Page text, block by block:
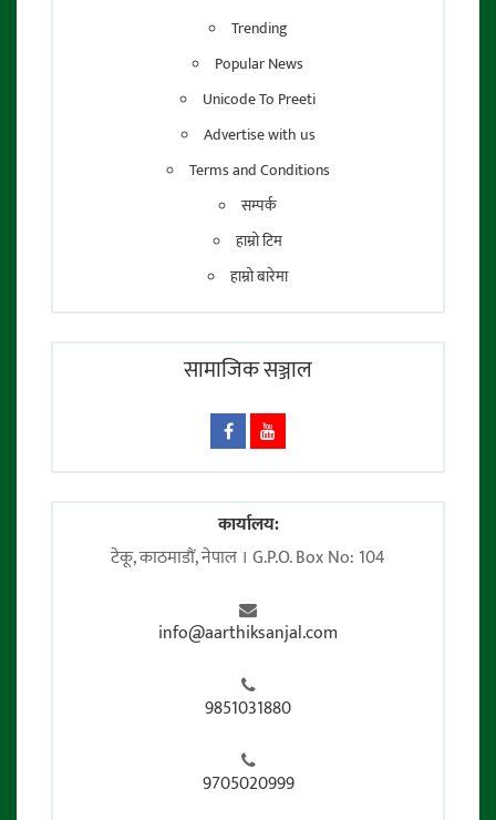
Trending
Popular News
Unicode To Preeti
Advertise with us
Terms and Conditions
सम्पर्क
हाम्रो टिम
हाम्रो बारेमा
सामाजिक सञ्जाल
कार्यालय:
टेकू, काठमाडाैं, नेपाल । G.P.O. Box No: 104
info@aarthiksanjal.com
9851031880
9705020999